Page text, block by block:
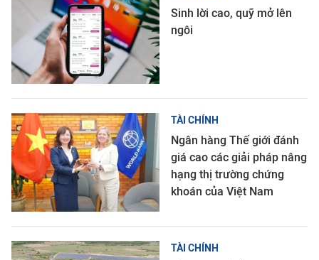
Sinh lời cao, quỹ mở lên
ngôi
TÀI CHÍNH
Ngân hàng Thế giới đánh
giá cao các giải pháp nâng
hạng thị trường chứng
khoán của Việt Nam
TÀI CHÍNH